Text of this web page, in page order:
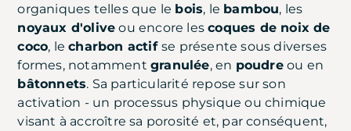
organiques telles que le bois, le bambou, les
noyaux d'olive ou encore lescoques de noix de
coco, lecharbon actifse présente sous diverses
formes, notamment granulée, en poudreou en
bâtonnets. Sa particularité repose sur son
activation - un processus physique ou chimique
visant à accroître sa porosité et, par conséquent,